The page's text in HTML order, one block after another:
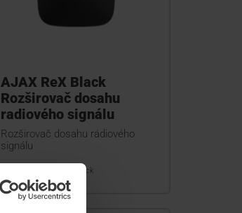
AJAX ReX Black
Rozširovač dosahu
radiového signálu
Rozširovač dosahu rádiového
signálu
ReX Black